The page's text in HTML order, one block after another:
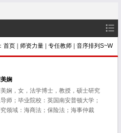
首页 师资力量 专任教师 音序排列S~W
娴
娴，女，法学博士，教授，硕士研究
师；毕业院校：英国南安普顿大学；
领域：海商法；保险法；海事仲裁